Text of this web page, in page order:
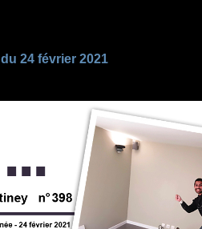
du 24 février 2021